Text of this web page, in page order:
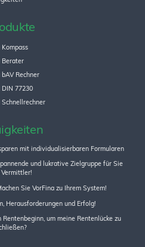
Kompass
Berater
bAV Rechner
DIN 77230
Schnellrechner
mit individualisierbaren Formularen
und lukrative Zielgruppe für Sie
Vermittler!
Sie VorFina zu Ihrem System!
Herausforderungen und Erfolg!
um meine Rentenlücke zu